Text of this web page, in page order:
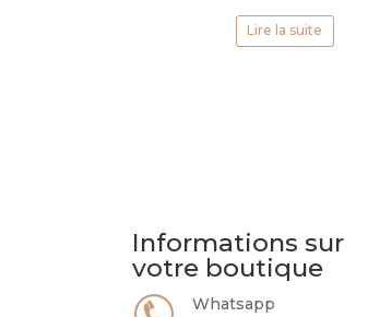
Lire la suite
Informations sur
votre boutique
Whatsapp